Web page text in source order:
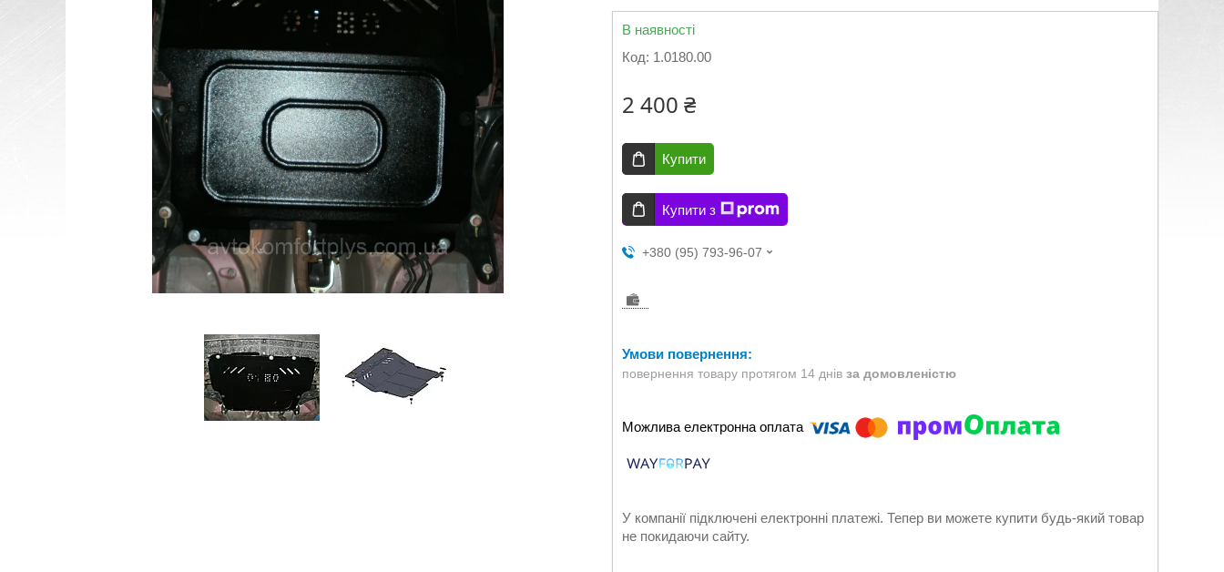
В наявності
Код: 1.0180.00
2 400 ₴
Купити
Купити з
+380 (95) 793-96-07
повернення товару протягом 14 днів за домовленістю
У компанії підключені електронні платежі. Тепер ви можете купити будь-який товар
не покидаючи сайту.